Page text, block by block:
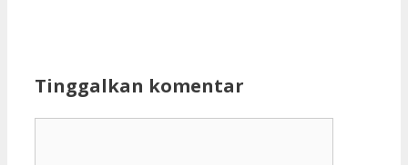
Tinggalkan komentar